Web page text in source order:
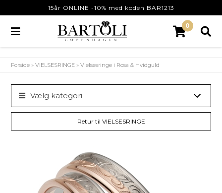
15år ONLINE -10% med koden BAR1213
0
Forside »VIELSESRINGE »Vielsesringe i Rosa & Hvidguld
Vælg kategori
Retur til VIELSESRINGE